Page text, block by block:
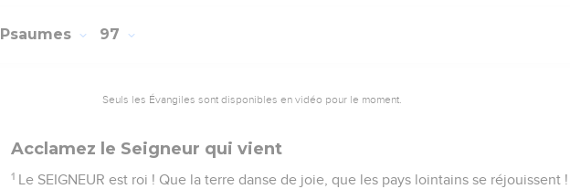
Psaumes 97
Seuls les Évangiles sont disponibles en vidéo pour le moment.
Acclamez le Seigneur qui vient
1 Le SEIGNEUR est roi ! Que la terre danse de joie, que les pays lointains se réjouissent !